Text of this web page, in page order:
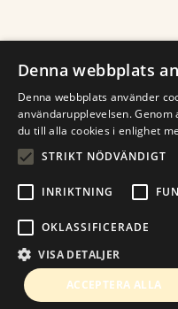
Mer
Historia
Kontakt
Finden Sie zu Kosten
©
Site produced by Visit Group with
Denna webbplats
Denna webbplats använder
användarupplevelsen.
du till alla cookies i enlighet
STRIKT NÖDVÄNDIGT
INRIKTNING
OKLASSIFICERADE
VISA DETALJER
ACCEPTERA ALLA